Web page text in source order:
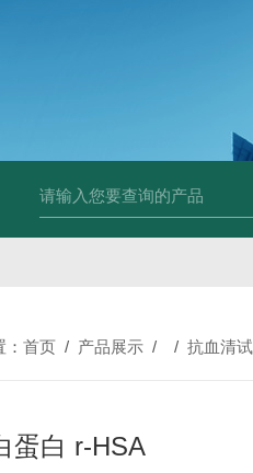
定液（8％，PFA） 总胆汁酸（
首页 / 产品展示 / / 抗血清
蛋白 r-HSA